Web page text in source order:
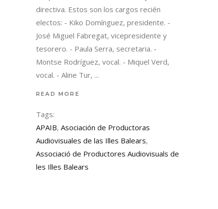
directiva. Estos son los cargos recién
electos: - Kiko Domínguez, presidente. -
José Miguel Fabregat, vicepresidente y
tesorero. - Paula Serra, secretaria. -
Montse Rodríguez, vocal. - Miquel Verd,
vocal. - Aline Tur,
READ MORE
Tags:
APAIB, Asociación de Productoras
Audiovisuales de las Illes Balears,
Associació de Productores Audiovisuals de
les Illes Balears